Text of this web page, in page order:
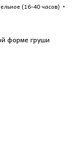
(16-40 часов)